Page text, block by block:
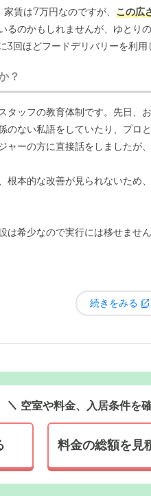
賃は7万円なのですが、 この広
るのかもしれませんが、ゆとり
3回ほどフードデリバリーを利
？
タッフの教育体制です。先日、
のない私語をしていたり、プロ
ャーの方に直接話をしましたが
根本的な改善が見られないため
は希少なので実行には移せませ
続きをみる
空室や料金、入居条件を
料金の総額を見